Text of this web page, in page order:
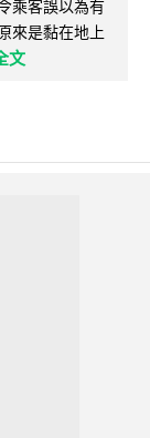
乘客誤以為有
來是黏在地上
文